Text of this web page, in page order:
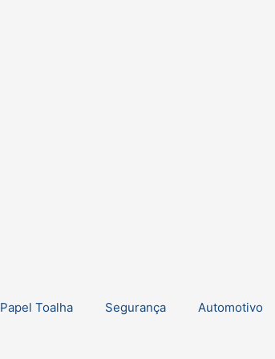
Papel Toalha Segurança Automotivo